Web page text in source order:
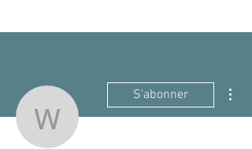
Wells Cox
S'abonner